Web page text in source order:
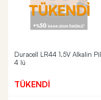
TÜKENDİ
Duracell LR44 1.5V Alkalin Pil
4 lü
TÜKENDİ